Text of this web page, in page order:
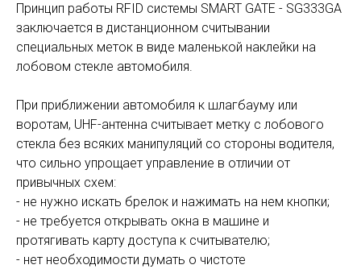
Принцип работы RFID системы SMART GATE - SG333GA
заключается в дистанционном считывании
специальных меток в виде маленькой наклейки на
лобовом стекле автомобиля.
При приближении автомобиля к шлагбауму или
воротам, UHF-антенна считывает метку с лобового
стекла без всяких манипуляций со стороны водителя,
что сильно упрощает управление в отличии от
привычных схем:
- не нужно искать брелок и нажимать на нем кнопки;
- не требуется открывать окна в машине и
протягивать карту доступа к считывателю;
- нет необходимости думать о чистоте